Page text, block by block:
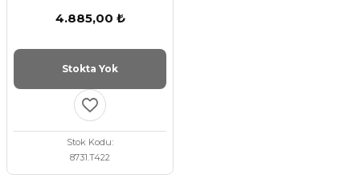
4.885,00 ₺
Stokta Yok
Stok Kodu
8731.T422